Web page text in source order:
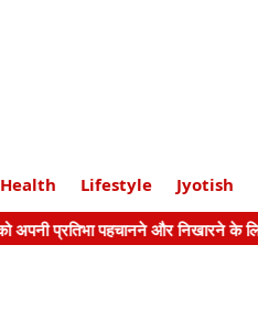
Health Lifestyle Jyotish